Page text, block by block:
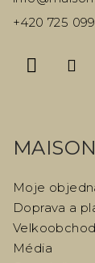
+420 725
Moje
Doprava a
Velkoobchod
Média